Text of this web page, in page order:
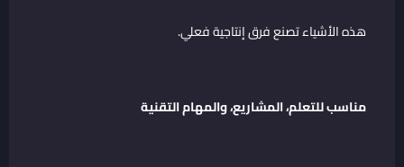
هذه الأشياء تصنع فرق إنتاجية فعلي.
مناسب للتعلم، المشاريع، والمهام التقنية